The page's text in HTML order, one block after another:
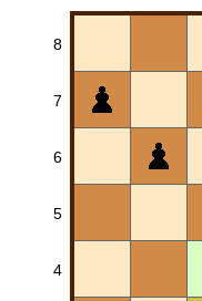
8
7
6
5
4